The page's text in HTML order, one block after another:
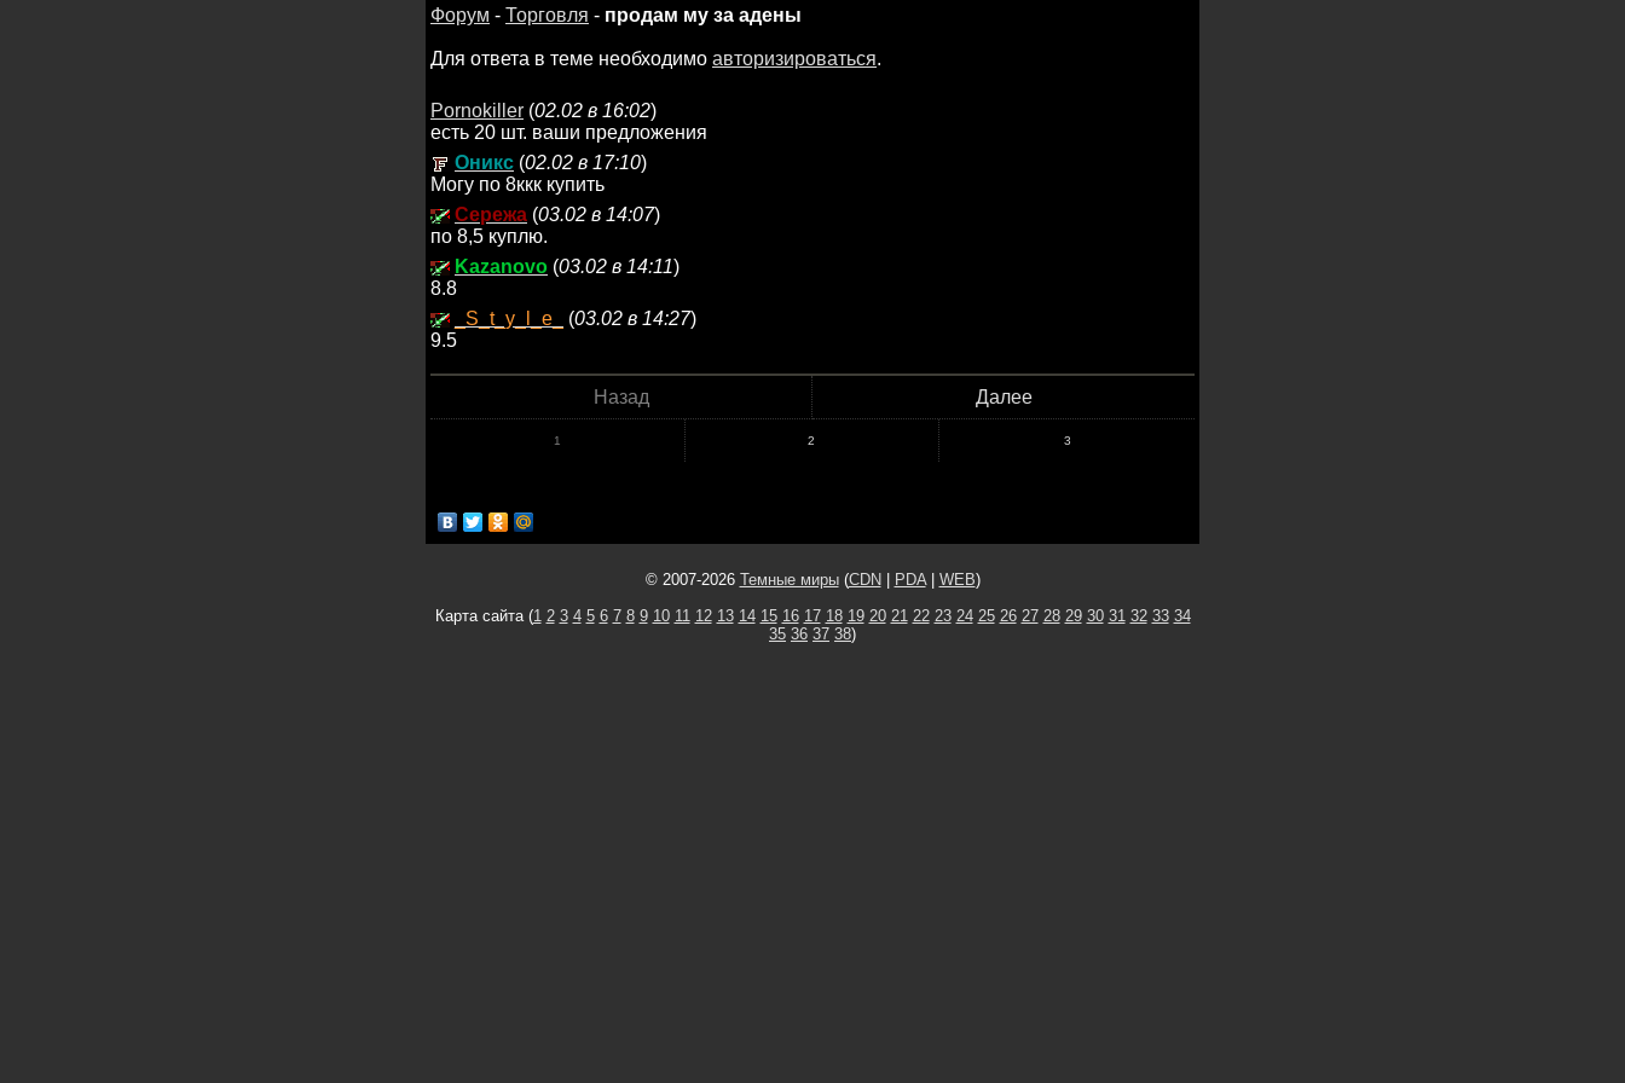
Форум - Торговля - продам му за адены
Для ответа в теме необходимо авторизироваться.
Pornokiller (02.02 в 16:02)
есть 20 шт. ваши предложения
Оникс (02.02 в 17:10)
Могу по 8ккк купить
Сережа (03.02 в 14:07)
по 8,5 куплю.
Kazanovo (03.02 в 14:11)
8.8
_S_t_y_l_e_
(03.02 в 14:27)
9.5
Назад Далее
1 2 3
© 2007-2026 Темные миры(CDN PDA| WEB)
Карта сайта (1 2 3 4 5 6 7 8 9 10 11 12 13 14 15 16 17 18 19 20 21 22 23 24 25 26 27 28 29 30 31 32 33 34
35 36 37 38)